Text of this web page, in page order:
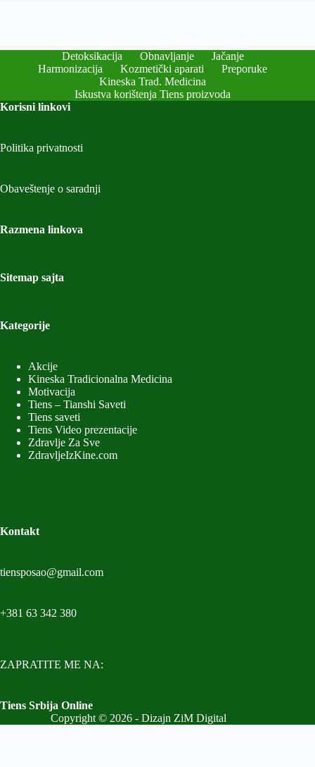
Detoksikacija Obnavljanje
Jačanje
Harmonizacija
Kozmetički aparati
Preporuke
Kineska Trad. Medicina
Iskustva korištenja Tiens proizvoda
Korisni linkovi
Politika privatnosti
Obaveštenje o saradnji
Razmena linkova
Sitemap sajta
Kategorije
Akcije
Kineska Tradicionalna Medicina
Motivacija
Tiens – Tianshi Saveti
Tiens saveti
Tiens Video prezentacije
Zdravlje Za Sve
ZdravljeIzKine.com
Kontakt
tiensposao@gmail.com
+381 63 342 380
ZAPRATITE ME NA:
Tiens Srbija Online
Copyright © 2026 - Dizajn ZiM Digital